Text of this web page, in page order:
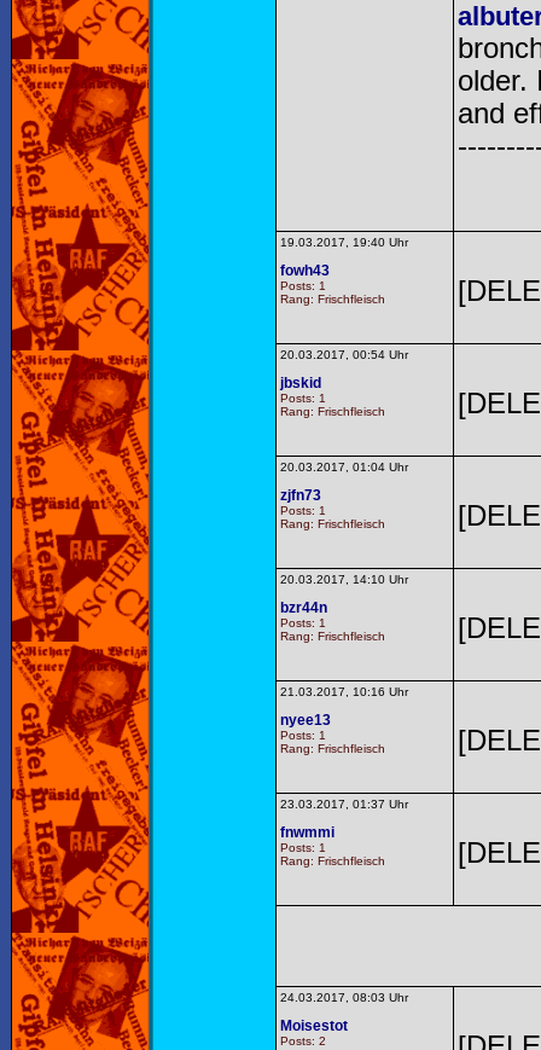
older.
and
19.03.2017, 19:40 Uhr
fowh43
Posts: 1
Rang: Frischfleisch
20.03.2017, 00:54 Uhr
jbskid
Posts: 1
Rang: Frischfleisch
20.03.2017, 01:04 Uhr
zjfn73
Posts: 1
Rang: Frischfleisch
20.03.2017, 14:10 Uhr
bzr44n
Posts: 1
Rang: Frischfleisch
21.03.2017, 10:16 Uhr
nyee13
Posts: 1
Rang: Frischfleisch
23.03.2017, 01:37 Uhr
fnwmmi
Posts: 1
Rang: Frischfleisch
24.03.2017, 08:03 Uhr
Moisestot
Posts: 2